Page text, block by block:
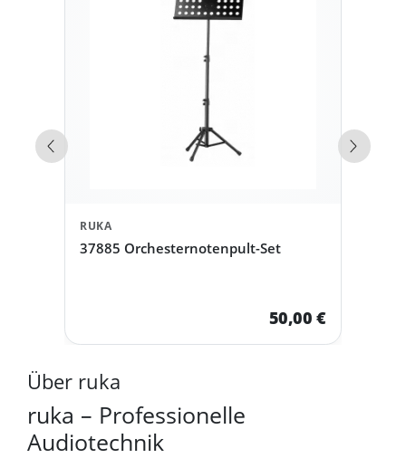
RUKA
37885 Orchesternotenpult-Set
50,00 €
Vorherige Produkte
Über ruka
ruka – Professionelle
Audiotechnik